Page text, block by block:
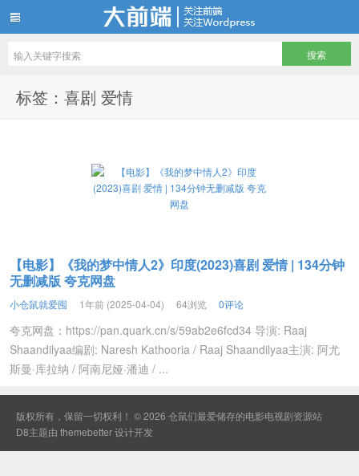
标签：喜剧 爱情
【电影】《我的梦中情人2》印度(2023)喜剧 爱情 | 134分钟
无删减版 夸克网盘
小仓鼠就爱囤 1年前 (2025-04-04) 64浏览 0评论
夸克网盘：https://pan.quark.cn/s/59ab2e6fcd34 导演: Raaj
Shaandilyaa编剧: Naresh Kathooria / Raaj Shaandilyaa主演: 阿尤
斯曼·库拉纳 / 阿南尼娅·潘迪 / ...
版权所有，保留一切权利！ © 2026 仓鼠们最爱储存的电影电视剧资源站
D8主题由 themebetter设计开发